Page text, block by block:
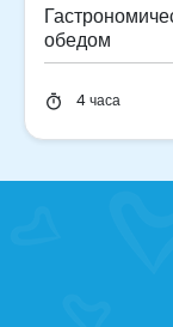
обедом
timer 4 часа